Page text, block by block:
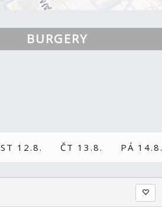
BURGERY
ST 12.8. ČT 13.8. PÁ 14.8.